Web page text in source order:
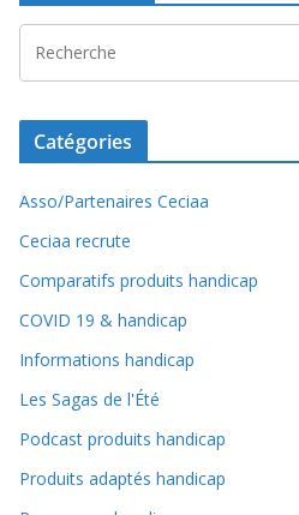
Catégories
Asso/Partenaires Ceciaa
Ceciaa recrute
Comparatifs produits handicap
COVID 19 & handicap
Informations handicap
Les Sagas de l'Été
Podcast produits handicap
Produits adaptés handicap